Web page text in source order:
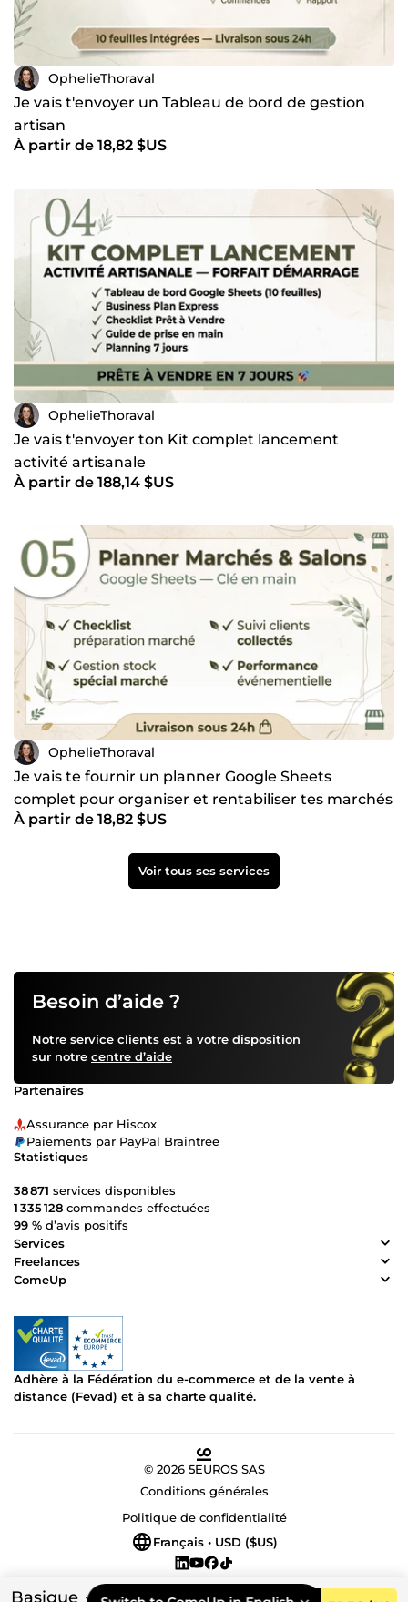
Basique
OphelieThoraval
Je vais t'envoyer un Tableau de bord de gestion
artisan
À partir de 18,82 $US
OphelieThoraval
Je vais t'envoyer ton Kit complet lancement
activité artisanale
À partir de 188,14 $US
OphelieThoraval
Je vais te fournir un planner Google Sheets
complet pour organiser et rentabiliser tes marchés
et salons art
À partir de 18,82 $US
Voir tous ses services
Besoin d’aide ?
Notre service clients est à votre disposition
sur notre centre d’aide
Partenaires
Assurance par Hiscox
Paiements par PayPal Braintree
Statistiques
38 871 services disponibles
1 335 128 commandes effectuées
99 % d’avis positifs
Services
Freelances
ComeUp
Adhère à la Fédération du e-commerce et de la vente à
distance (Fevad) et à sa charte qualité.
© 2026 5EUROS SAS
Conditions générales
Politique de confidentialité
Français • USD ($US)